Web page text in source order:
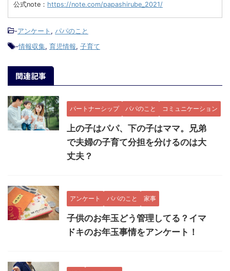
公式note： https://note.com/papashirube_2021/
-アンケート , パパのこと
-情報収集, 育児情報, 子育て
関連記事
パートナーシップ パパのこと コミュニケーション
上の子はパパ、下の子はママ。兄弟
で夫婦の子育て分担を分けるのは大
丈夫？
アンケート パパのこと 家事
子供のお年玉どう管理してる？イマ
ドキのお年玉事情をアンケート！